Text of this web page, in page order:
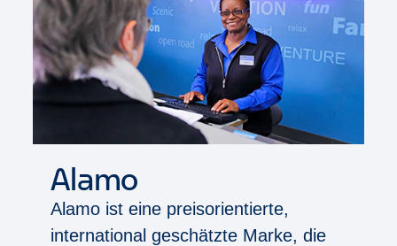
Alamo
Alamo ist eine preisorientierte,
international geschätzte Marke, die